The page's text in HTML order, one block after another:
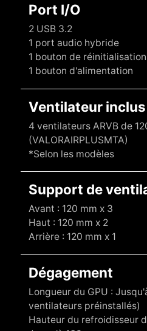
Port I/O
2 USB 3.2
1 port audio hybride
1 bouton de réinitialisation
1 bouton d'alimentation
Ventilateur inclus
4 ventilateurs ARVB de
(VALORAIRPLUSMTA)
*Selon les modèles
Support de
Avant : 120 mm x 3
Haut : 120 mm x 2
Arrière : 120 mm x 1
Dégagement
Longueur du GPU :
ventilateurs préinstallés)
Hauteur du refroidisseur